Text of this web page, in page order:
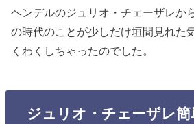
ヘンデルのジュリオ・チェーザレか
の時代のことが少しだけ垣間見れた
くわくしちゃったのでした。
ジュリオ・チェーザレ